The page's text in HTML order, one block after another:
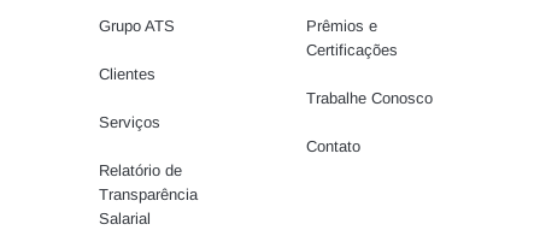
Grupo ATS
Clientes
Serviços
Relatório de
Transparência
Salarial
Prêmios e
Certificações
Trabalhe Conosco
Contato